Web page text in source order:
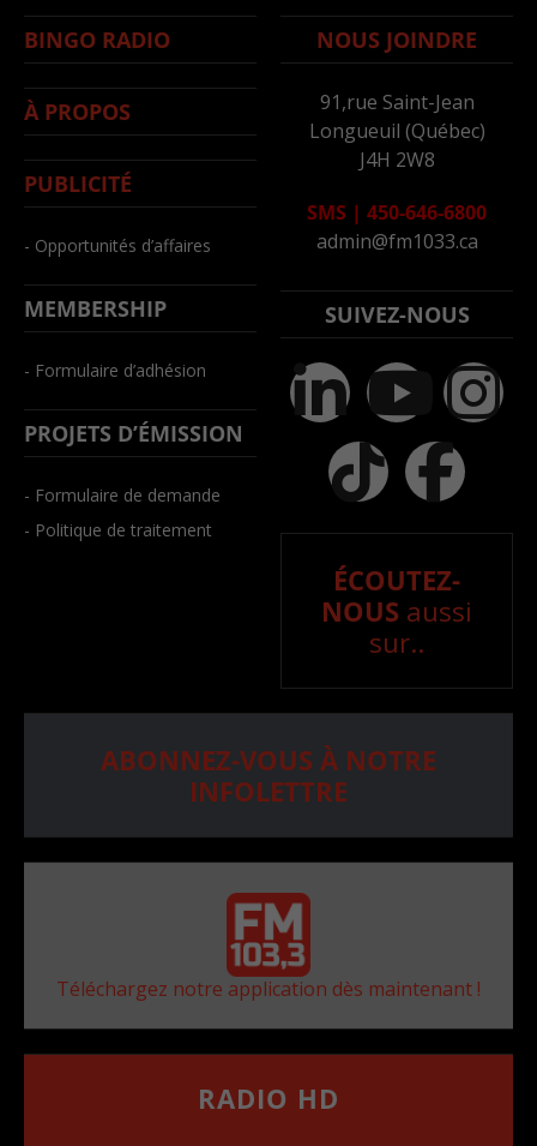
BINGO RADIO
À PROPOS
PUBLICITÉ
- Opportunités d’affaires
MEMBERSHIP
- Formulaire d’adhésion
PROJETS D’ÉMISSION
- Formulaire de demande
- Politique de traitement
NOUS JOINDRE
91,rue Saint-Jean
Longueuil (Québec)
J4H 2W8
SMS | 450-646-6800
admin@fm1033.ca
SUIVEZ-NOUS
ÉCOUTEZ-
NOUS aussi
sur..
ABONNEZ-VOUS À NOTRE
INFOLETTRE
Téléchargez notre application dès maintenant !
RADIO HD